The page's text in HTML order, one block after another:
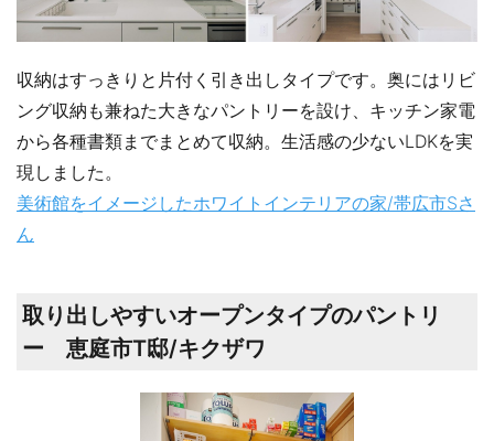
収納はすっきりと片付く引き出しタイプです。奥にはリビ
ング収納も兼ねた大きなパントリーを設け、キッチン家電
から各種書類までまとめて収納。生活感の少ないLDKを実
現しました。
美術館をイメージしたホワイトインテリアの家/帯広市Sさ
ん
取り出しやすいオープンタイプのパントリ
ー 恵庭市T邸/キクザワ